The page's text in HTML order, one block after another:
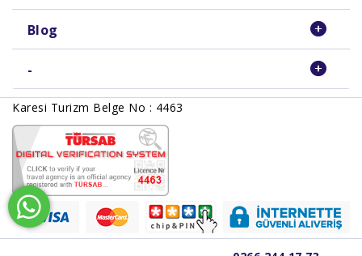
Blog
-
Karesi Turizm Belge No : 4463